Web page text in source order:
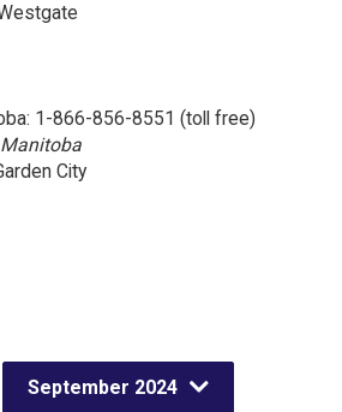
1-866-856-8551 (toll free)
City
September 2024